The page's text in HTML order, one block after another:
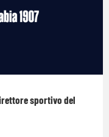
sportivo del